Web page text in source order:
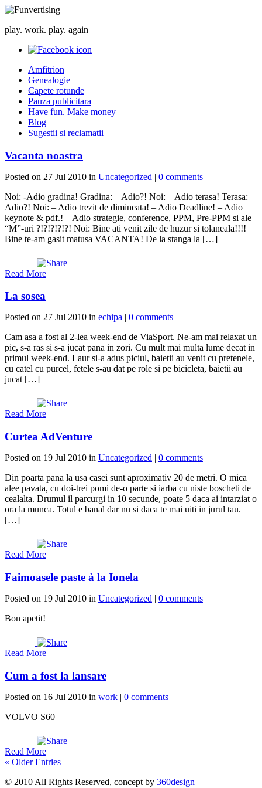
play. work. play. again
Amfitrion
Genealogie
Capete rotunde
Pauza publicitara
Have fun. Make money
Blog
Sugestii si reclamatii
Vacanta noastra
Posted on 27 Jul 2010 in Uncategorized | 0 comments
Noi: -Adio gradina! Gradina: – Adio?! Noi: – Adio terasa! Terasa: –
Adio?! Noi: – Adio trezit de dimineata! – Adio Deadline! – Adio
keynote & pdf.! – Adio strategie, conference, PPM, Pre-PPM si ale
“M”-uri ?!?!?!?!?! Noi: Bine ati venit zile de huzur si tolaneala!!!!
Bine te-am gasit matusa VACANTA! De la stanga la […]
Read More
La sosea
Posted on 27 Jul 2010 in echipa | 0 comments
Cam asa a fost al 2-lea week-end de ViaSport. Ne-am mai relaxat un
pic, s-a ras si s-a jucat pana in zori. Cu mult mai multa lume decat in
primul week-end. Laur si-a adus piciul, baietii au venit cu pretenele,
cu catel cu purcel, fetele s-au dat pe role si pe bicicleta, baietii au
jucat […]
Read More
Curtea AdVenture
Posted on 19 Jul 2010 in Uncategorized | 0 comments
Din poarta pana la usa casei sunt aproximativ 20 de metri. O mica
alee pavata, cu doi-trei pomi de-o parte si iarba cu niste boscheti de
cealalta. Drumul il parcurgi in 10 secunde, poate 5 daca ai intarziat o
ora la munca. Totul e banal dar nu si daca te mai uiti in jurul tau.
[…]
Read More
Faimoasele paste à la Ionela
Posted on 19 Jul 2010 in Uncategorized | 0 comments
Bon apetit!
Read More
Cum a fost la lansare
Posted on 16 Jul 2010 in work | 0 comments
VOLVO S60
Read More
« Older Entries
© 2010 All Rights Reserved, concept by 360design